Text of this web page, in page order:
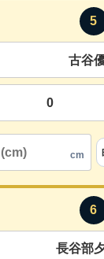
5
cm
6